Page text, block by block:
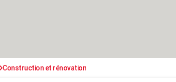
Construction et rénovation